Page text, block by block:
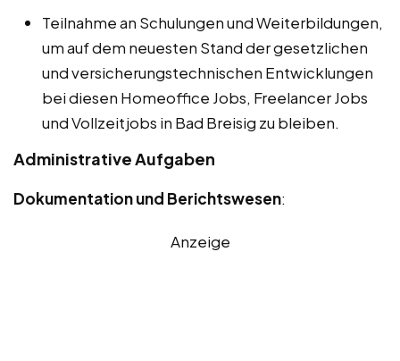
Teilnahme an Schulungen und Weiterbildungen,
um auf dem neuesten Stand der gesetzlichen
und versicherungstechnischen Entwicklungen
bei diesen Homeoffice Jobs, Freelancer Jobs
und Vollzeitjobs in Bad Breisig zu bleiben.
Administrative Aufgaben
Dokumentation und Berichtswesen:
Anzeige